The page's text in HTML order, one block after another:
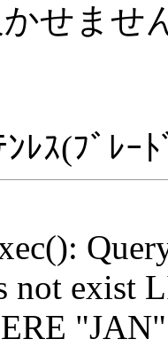
せませ
ﾚｽ(ﾌﾞﾚｰ
not exist